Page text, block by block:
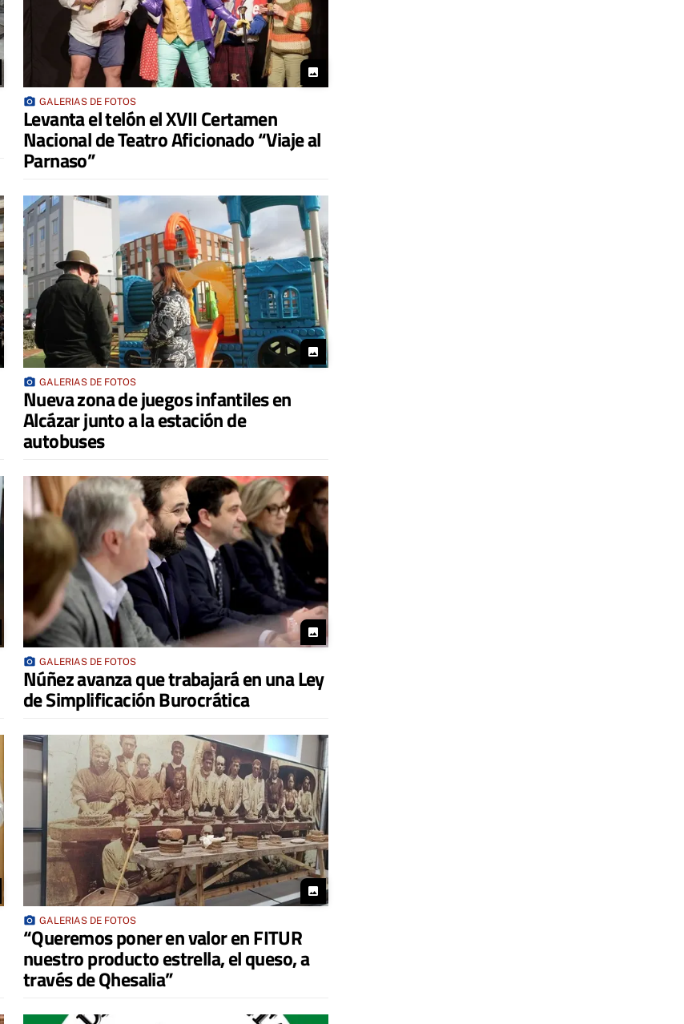
photo
photo_camera GALERIAS DE FOTOS
Levanta el telón el XVII Certamen
Nacional de Teatro Aficionado “Viaje al
Parnaso”
photo
photo_camera GALERIAS DE FOTOS
Nueva zona de juegos infantiles en
Alcázar junto a la estación de
autobuses
photo
photo_camera GALERIAS DE FOTOS
Núñez avanza que trabajará en una Ley
de Simplificación Burocrática
photo
photo_camera GALERIAS DE FOTOS
“Queremos poner en valor en FITUR
nuestro producto estrella, el queso, a
través de Qhesalia”